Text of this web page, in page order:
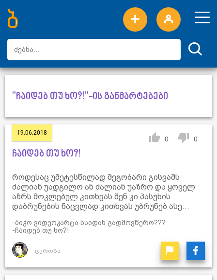
ახალი სიტყვები
ტოპ სიტყვები
დღის ტოპ სიტყვები
ტოპ მომხმარებლები
"ჩაიდებ თუ ხო?!"-ის განმარტებები
19.06.2018
0 0
ჩაიდებ თუ ხო?!
როდესაც უმეტესწილად მეგობარი გისვამს
ძალიან უადგილო ან ძალიან უაზრო და ყოველ
აზრს მოკლებულ კითხვას შენ კი პასუხის
დაბრუნების ნაცვლად კითხვას უბრუნებ ასე...
-ბიჭო ვიდეოკარტა საიდან გადმოვწერო???
-ჩაიდებ თუ ხო?!
ცეროზა